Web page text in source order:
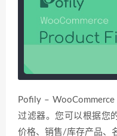
Pofily –
过滤器。您可以根据您
价格、销售/库存产品、